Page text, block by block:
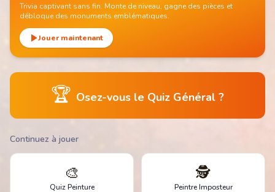
Trivia captivant sans fin. Monte de niveau, gagne des pièces et
débloque des monuments emblématiques.
Jouer maintenant
🏆 Osez-vous le Quiz Général ?
Continuez à jouer
🎨
Quiz Peinture
🕵️
Peintre Imposteur